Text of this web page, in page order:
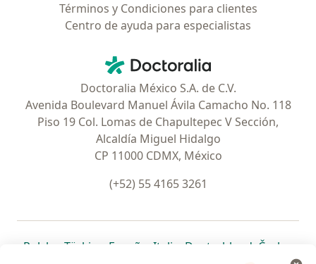
Términos y Condiciones para clientes
Centro de ayuda para especialistas
Doctoralia - Página de inicio
Doctoralia México S.A. de C.V.
Avenida Boulevard Manuel Ávila Camacho No. 118
Piso 19 Col. Lomas de Chapultepec V Sección,
Alcaldía Miguel Hidalgo
CP 11000 CDMX, México
(+52) 55 4165 3261
Polska se abre en una nueva pestaña
Türkiye se abre en una nueva pestaña
España se abre en una nueva pestaña
Italia se abre en una nueva
Deutschlandse abre en
Česko